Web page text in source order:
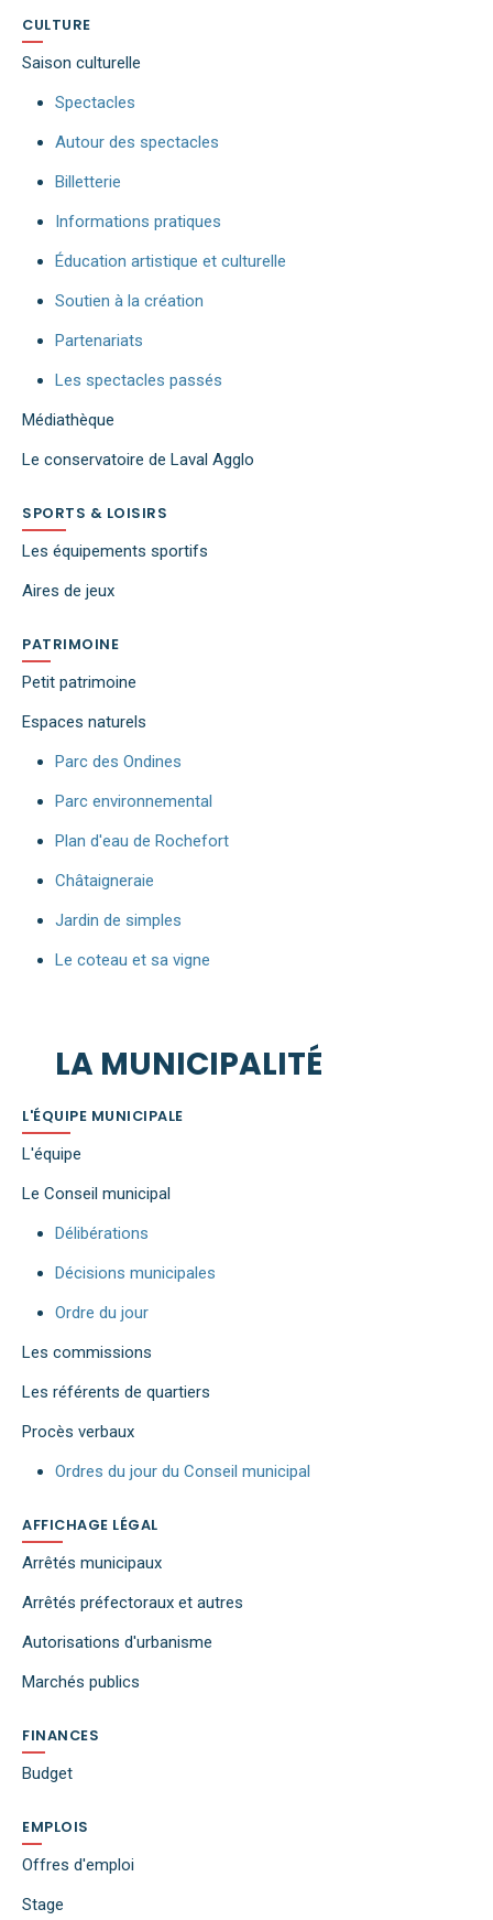
CULTURE
Saison culturelle
Spectacles
Autour des spectacles
Billetterie
Informations pratiques
Éducation artistique et culturelle
Soutien à la création
Partenariats
Les spectacles passés
Médiathèque
Le conservatoire de Laval Agglo
SPORTS & LOISIRS
Les équipements sportifs
Aires de jeux
PATRIMOINE
Petit patrimoine
Espaces naturels
Parc des Ondines
Parc environnemental
Plan d'eau de Rochefort
Châtaigneraie
Jardin de simples
Le coteau et sa vigne
LA MUNICIPALITÉ
L'ÉQUIPE MUNICIPALE
L'équipe
Le Conseil municipal
Délibérations
Décisions municipales
Ordre du jour
Les commissions
Les référents de quartiers
Procès verbaux
Ordres du jour du Conseil municipal
AFFICHAGE LÉGAL
Arrêtés municipaux
Arrêtés préfectoraux et autres
Autorisations d'urbanisme
Marchés publics
FINANCES
Budget
EMPLOIS
Offres d'emploi
Stage